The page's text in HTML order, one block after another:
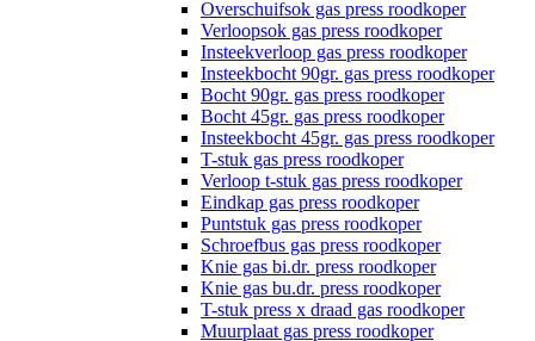
Overschuifsok gas press roodkoper
Verloopsok gas press roodkoper
Insteekverloop gas press roodkoper
Insteekbocht 90gr. gas press roodkoper
Bocht 90gr. gas press roodkoper
Bocht 45gr. gas press roodkoper
Insteekbocht 45gr. gas press roodkoper
T-stuk gas press roodkoper
Verloop t-stuk gas press roodkoper
Eindkap gas press roodkoper
Puntstuk gas press roodkoper
Schroefbus gas press roodkoper
Knie gas bi.dr. press roodkoper
Knie gas bu.dr. press roodkoper
T-stuk press x draad gas roodkoper
Muurplaat gas press roodkoper